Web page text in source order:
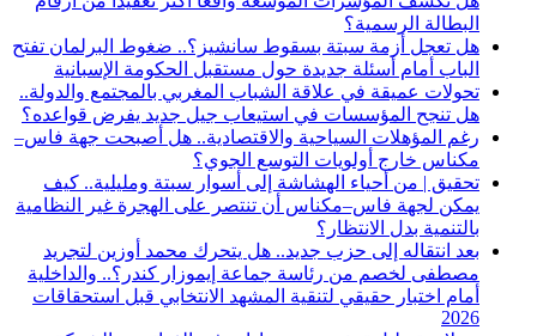
البطالة الرسمية؟
هل تعجل أزمة سبتة بسقوط سانشيز؟.. ضغوط البرلمان تفتح
الباب أمام أسئلة جديدة حول مستقبل الحكومة الإسبانية
تحولات عميقة في علاقة الشباب المغربي بالمجتمع والدولة..
هل تنجح المؤسسات في استيعاب جيل جديد يفرض قواعده؟
رغم المؤهلات السياحية والاقتصادية.. هل أصبحت جهة فاس–
مكناس خارج أولويات التوسع الجوي؟
تحقيق | من أحياء الهشاشة إلى أسوار سبتة ومليلية.. كيف
يمكن لجهة فاس–مكناس أن تنتصر على الهجرة غير النظامية
بالتنمية بدل الانتظار؟
بعد انتقاله إلى حزب جديد.. هل يتحرك محمد أوزين لتجريد
مصطفى لخصم من رئاسة جماعة إيموزار كندر؟.. والداخلية
أمام اختبار حقيقي لتنقية المشهد الانتخابي قبل استحقاقات
2026